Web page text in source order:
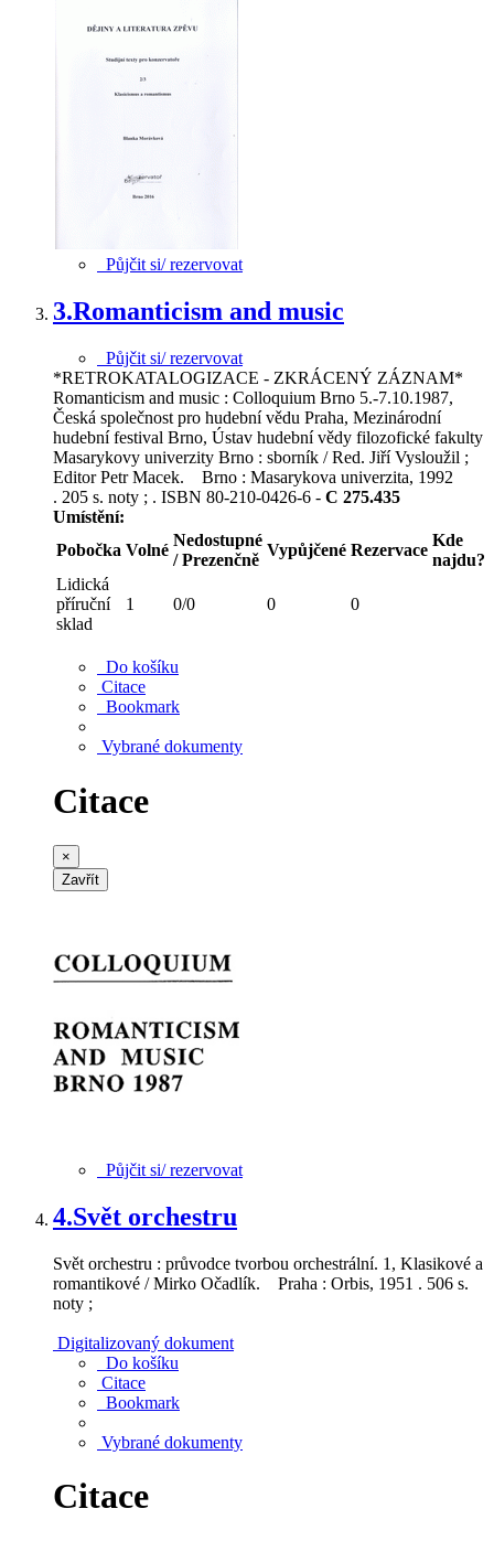
Půjčit si/ rezervovat
3.Romanticism and music
Půjčit si/ rezervovat
*RETROKATALOGIZACE - ZKRÁCENÝ ZÁZNAM*
Romanticism and music : Colloquium Brno 5.-7.10.1987,
Česká společnost pro hudební vědu Praha, Mezinárodní
hudební festival Brno, Ústav hudební vědy filozofické fakulty
Masarykovy univerzity Brno : sborník / Red. Jiří Vysloužil ;
Editor Petr Macek. Brno : Masarykova univerzita, 1992
. 205 s. noty ; . ISBN 80-210-0426-6 - C 275.435
Umístění:
Pobočka Volné
Nedostupné
/ Prezenčně
Vypůjčené Rezervace
Kde
najdu?
Lidická
příruční
sklad
1 0/0 0 0
Do košíku
Citace
Bookmark
Vybrané dokumenty
Citace
×
Zavřít
Půjčit si/ rezervovat
4.Svět orchestru
Svět orchestru : průvodce tvorbou orchestrální. 1, Klasikové a
romantikové / Mirko Očadlík. Praha : Orbis, 1951 . 506 s.
noty ;
Digitalizovaný dokument
Do košíku
Citace
Bookmark
Vybrané dokumenty
Citace